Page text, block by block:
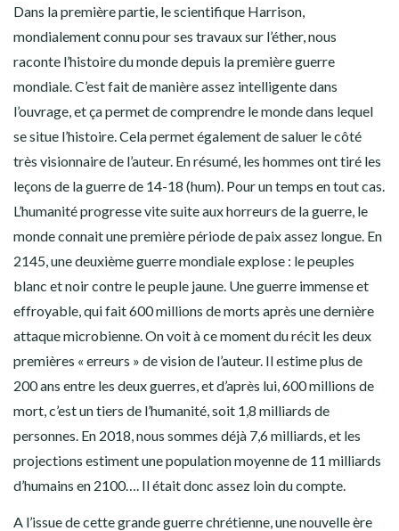
Dans la première partie, le scientifique Harrison,
mondialement connu pour ses travaux sur l’éther, nous
raconte l’histoire du monde depuis la première guerre
mondiale. C’est fait de manière assez intelligente dans
l’ouvrage, et ça permet de comprendre le monde dans lequel
se situe l’histoire. Cela permet également de saluer le côté
très visionnaire de l’auteur. En résumé, les hommes ont tiré les
leçons de la guerre de 14-18 (hum). Pour un temps en tout cas.
L’humanité progresse vite suite aux horreurs de la guerre, le
monde connait une première période de paix assez longue. En
2145, une deuxième guerre mondiale explose : le peuples
blanc et noir contre le peuple jaune. Une guerre immense et
effroyable, qui fait 600 millions de morts après une dernière
attaque microbienne. On voit à ce moment du récit les deux
premières « erreurs » de vision de l’auteur. Il estime plus de
200 ans entre les deux guerres, et d’après lui, 600 millions de
mort, c’est un tiers de l’humanité, soit 1,8 milliards de
personnes. En 2018, nous sommes déjà 7,6 milliards, et les
projections estiment une population moyenne de 11 milliards
d’humains en 2100…. Il était donc assez loin du compte.
A l’issue de cette grande guerre chrétienne, une nouvelle ère